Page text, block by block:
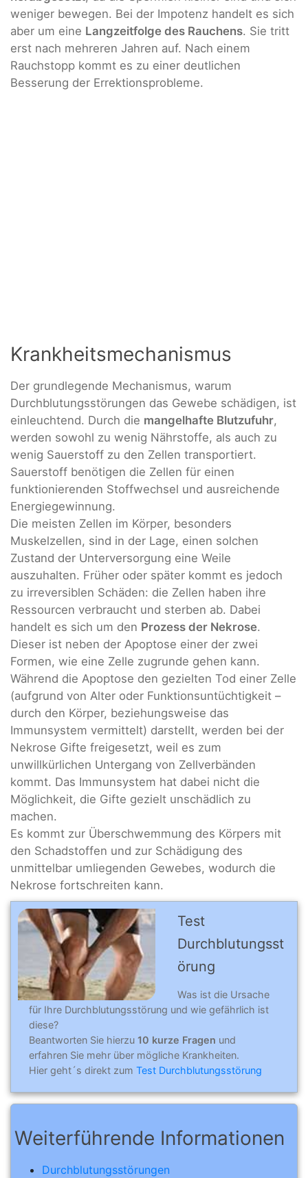
weniger bewegen. Bei der Impotenz handelt es sich
aber um eine Langzeitfolge des Rauchens. Sie tritt
erst nach mehreren Jahren auf. Nach einem
Rauchstopp kommt es zu einer deutlichen
Besserung der Errektionsprobleme.
Krankheitsmechanismus
Der grundlegende Mechanismus, warum
Durchblutungsstörungen das Gewebe schädigen, ist
einleuchtend. Durch die mangelhafte Blutzufuhr,
werden sowohl zu wenig Nährstoffe, als auch zu
wenig Sauerstoff zu den Zellen transportiert.
Sauerstoff benötigen die Zellen für einen
funktionierenden Stoffwechsel und ausreichende
Energiegewinnung.
Die meisten Zellen im Körper, besonders
Muskelzellen, sind in der Lage, einen solchen
Zustand der Unterversorgung eine Weile
auszuhalten. Früher oder später kommt es jedoch
zu irreversiblen Schäden: die Zellen haben ihre
Ressourcen verbraucht und sterben ab. Dabei
handelt es sich um den Prozess der Nekrose.
Dieser ist neben der Apoptose einer der zwei
Formen, wie eine Zelle zugrunde gehen kann.
Während die Apoptose den gezielten Tod einer Zelle
(aufgrund von Alter oder Funktionsuntüchtigkeit –
durch den Körper, beziehungsweise das
Immunsystem vermittelt) darstellt, werden bei der
Nekrose Gifte freigesetzt, weil es zum
unwillkürlichen Untergang von Zellverbänden
kommt. Das Immunsystem hat dabei nicht die
Möglichkeit, die Gifte gezielt unschädlich zu
machen.
Es kommt zur Überschwemmung des Körpers mit
den Schadstoffen und zur Schädigung des
unmittelbar umliegenden Gewebes, wodurch die
Nekrose fortschreiten kann.
Test
Durchblutungsst
örung
Was ist die Ursache
für Ihre Durchblutungsstörung und wie gefährlich ist
diese?
Beantworten Sie hierzu 10 kurze Fragen und
erfahren Sie mehr über mögliche Krankheiten.
Hier geht´s direkt zum Test Durchblutungsstörung
Weiterführende Informationen
Durchblutungsstörungen